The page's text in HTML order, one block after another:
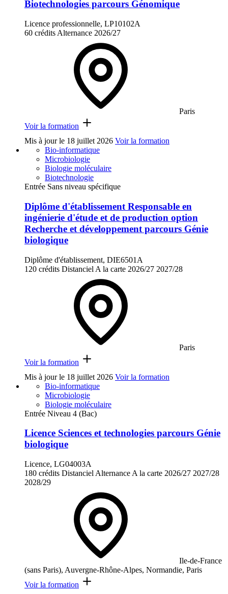
Biotechnologies parcours Génomique
Licence professionnelle, LP10102A
60 crédits Alternance 2026/27
Paris
Voir la formation
Mis à jour le 18 juillet 2026 Voir la formation
Bio-informatique
Microbiologie
Biologie moléculaire
Biotechnologie
Entrée Sans niveau spécifique
Diplôme d'établissement Responsable en
ingénierie d'étude et de production option
Recherche et développement parcours Génie
biologique
Diplôme d'établissement, DIE6501A
120 crédits Distanciel A la carte 2026/27 2027/28
Paris
Voir la formation
Mis à jour le 18 juillet 2026 Voir la formation
Bio-informatique
Microbiologie
Biologie moléculaire
Entrée Niveau 4 (Bac)
Licence Sciences et technologies parcours Génie
biologique
Licence, LG04003A
180 crédits Distanciel Alternance A la carte 2026/27 2027/28
2028/29
Ile-de-France
(sans Paris), Auvergne-Rhône-Alpes, Normandie, Paris
Voir la formation